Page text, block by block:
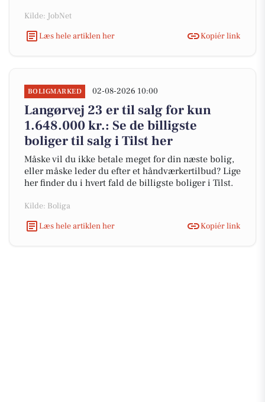
Kilde: JobNet
Læs hele artiklen her
Kopiér link
BOLIGMARKED 02-08-2026 10:00
Langørvej 23 er til salg for kun
1.648.000 kr.: Se de billigste
boliger til salg i Tilst her
Måske vil du ikke betale meget for din næste bolig,
eller måske leder du efter et håndværkertilbud? Lige
her finder du i hvert fald de billigste boliger i Tilst.
Kilde: Boliga
Læs hele artiklen her
Kopiér link